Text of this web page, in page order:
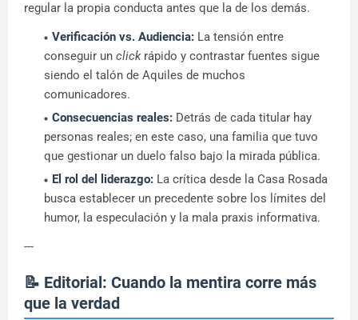
regular la propia conducta antes que la de los demás.
Verificación vs. Audiencia: La tensión entre
conseguir un clickrápido y contrastar fuentes sigue
siendo el talón de Aquiles de muchos
comunicadores.
Consecuencias reales: Detrás de cada titular hay
personas reales; en este caso, una familia que tuvo
que gestionar un duelo falso bajo la mirada pública.
El rol del liderazgo: La crítica desde la Casa Rosada
busca establecer un precedente sobre los límites del
humor, la especulación y la mala praxis informativa.
---
📝 Editorial: Cuando la mentira corre más
que la verdad